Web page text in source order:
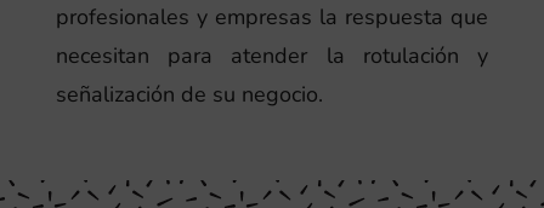
profesionales y empresas la respuesta que
necesitan para atender la rotulación y
señalización de su negocio.